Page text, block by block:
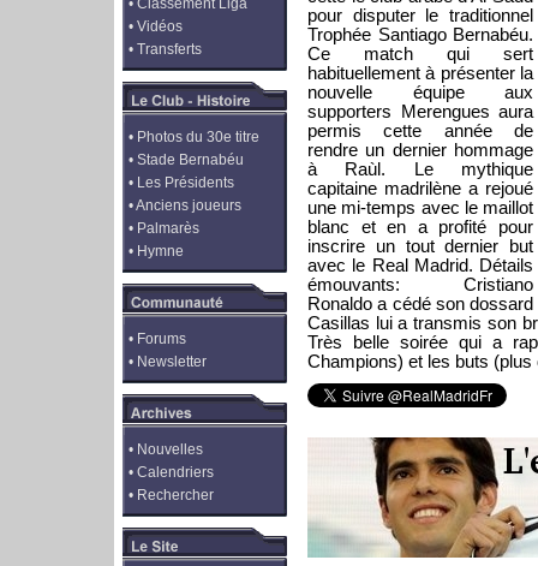
• Classement Liga
• Vidéos
• Transferts
• Photos du 30e titre
• Stade Bernabéu
• Les Présidents
•Anciens joueurs
• Palmarès
• Hymne
• Forums
• Newsletter
• Nouvelles
• Calendriers
• Rechercher
pour disputer le traditionnel
Trophée Santiago Bernabéu.
Ce match qui sert
habituellement à présenter la
nouvelle équipe aux
supporters Merengues aura
permis cette année de
rendre un dernier hommage
à Raùl. Le mythique
capitaine madrilène a rejoué
une mi-temps avec le maillot
blanc et en a profité pour
inscrire un tout dernier but
avec le Real Madrid. Détails
émouvants: Cristiano
Ronaldo a cédé son
Casillas lui a transmis son
Très belle soirée qui a
Champions) et les buts (plus